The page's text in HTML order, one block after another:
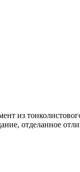
из
отделанное